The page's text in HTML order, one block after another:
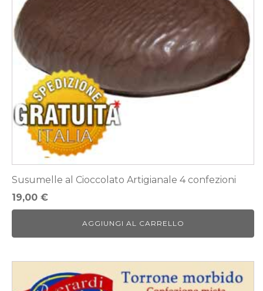
Susumelle al Cioccolato Artigianale 4 confezioni
19,00 €
AGGIUNGI AL CARRELLO
prodotto